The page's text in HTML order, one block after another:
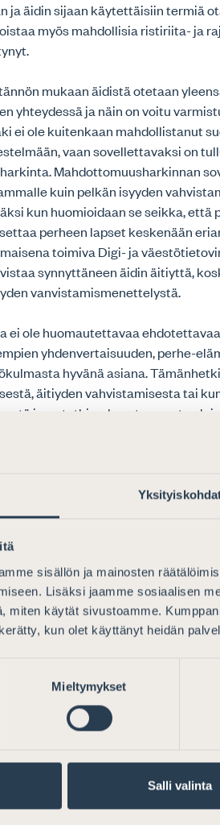
sisällön ja mainosten
Lisäksi jaamme sosiaalisen
miten käytät sivustoamme.
kun olet käyttänyt heidän
Mieltymykset
Salli valinta
ja äidin sijaan käytettäisiin termiä
myös mahdollisia ristiriita- ja
mukaan äidistä otetaan
yhteydessä ja näin on voitu
ei ole kuitenkaan mahdollistanut
vaan sovellettavaksi on
Mahdottomuusharkinnan
kuin pelkän isyyden
kun huomioidaan se seikka, että
perheen lapset keskenään
toimiva Digi- ja
synnyttäneen äidin äitiyttä,
vanvistamismenettelystä.
ei ole huomautettavaa
yhdenvertaisuuden, perhe-
hyvänä asiana.
äitiyden vahvistamisesta tai
isyystutkimuksesta annetun
mahdollisuus äitiyden
tämä aiheuttaa
oikeudenmenetyksiä.
toteaa, huoltaja-merkinnän
kotoutumiseen. Vaikka
äidistä puuttuu, ei
ellei tätä koskevaa sopimusta
merkittyä huoltajaa, ei
vahvistaa tapaamisoikeuksia.
silloinkin, kun lapsi ei ole
näytteen ottamiseen
joka voisi antaa suostumuksen
tehtävästä näytteenotosta
käsittely on myös kannatettavaa,
ja tulkkauspalveluiden